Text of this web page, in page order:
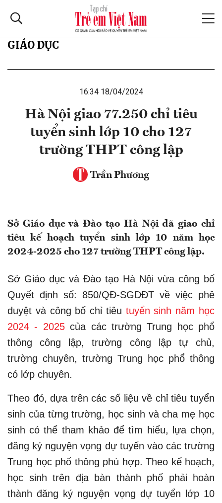
GIÁO DỤC
16:34 18/04/2024
Hà Nội giao 77.250 chỉ tiêu
tuyển sinh lớp 10 cho 127
trường THPT công lập
Trần Phương
Sở Giáo dục và Đào tạo Hà Nội đã giao chỉ
tiêu kế hoạch tuyển sinh lớp 10 năm học
2024-2025 cho 127 trường THPT công lập.
Sở Giáo dục và Đào tạo Hà Nội vừa công bố
Quyết định số: 850/QĐ-SGDĐT về việc phê
duyệt và công bố chỉ tiêu tuyển sinh năm học
2024 - 2025của các trường Trung học phổ
thông công lập, trường công lập tự chủ,
trường chuyên, trường Trung học phổ thông
có lớp chuyên.
Theo đó, dựa trên các số liệu về chỉ tiêu tuyển
sinh của từng trường, học sinh và cha mẹ học
sinh có thể tham khảo để tìm hiểu, lựa chọn,
đăng ký nguyện vọng dự tuyển vào các trường
Trung học phổ thông phù hợp. Theo kế hoạch,
học sinh trên địa bàn thành phố phải hoàn
thành đăng ký nguyện vọng dự tuyển lớp 10